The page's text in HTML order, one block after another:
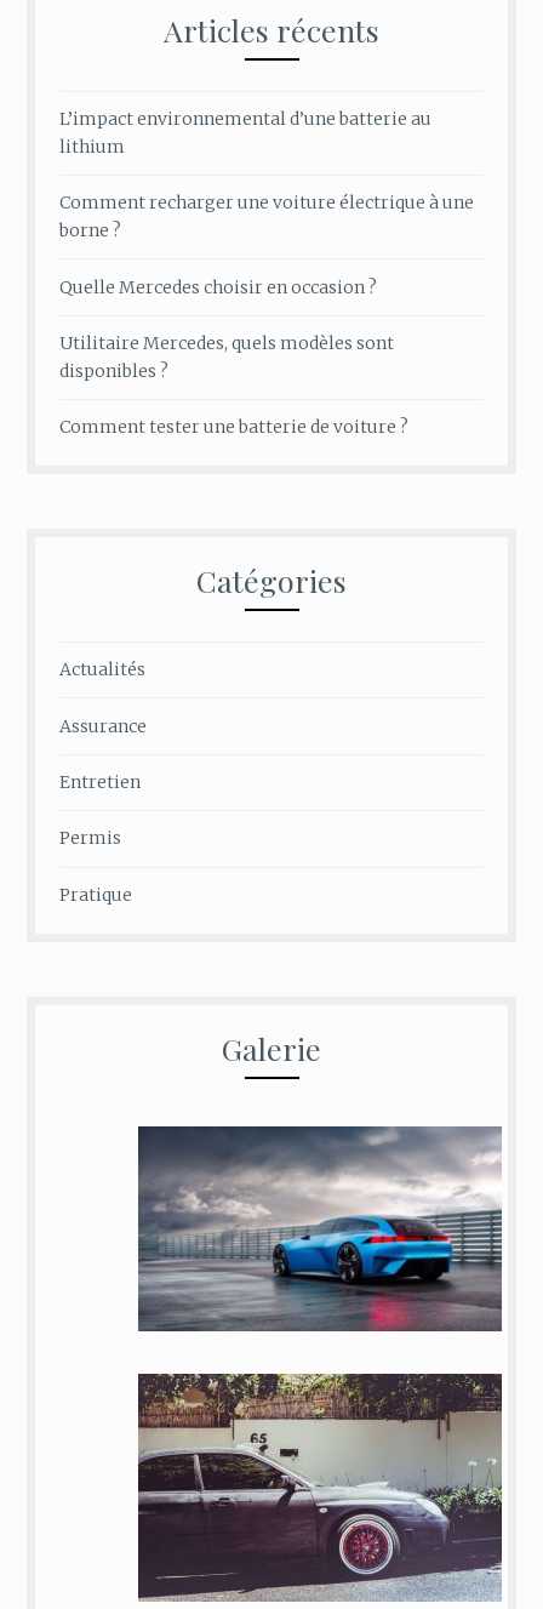
Articles récents
L’impact environnemental d’une batterie au
lithium
Comment recharger une voiture électrique à une
borne ?
Quelle Mercedes choisir en occasion ?
Utilitaire Mercedes, quels modèles sont
disponibles ?
Comment tester une batterie de voiture ?
Catégories
Actualités
Assurance
Entretien
Permis
Pratique
Galerie